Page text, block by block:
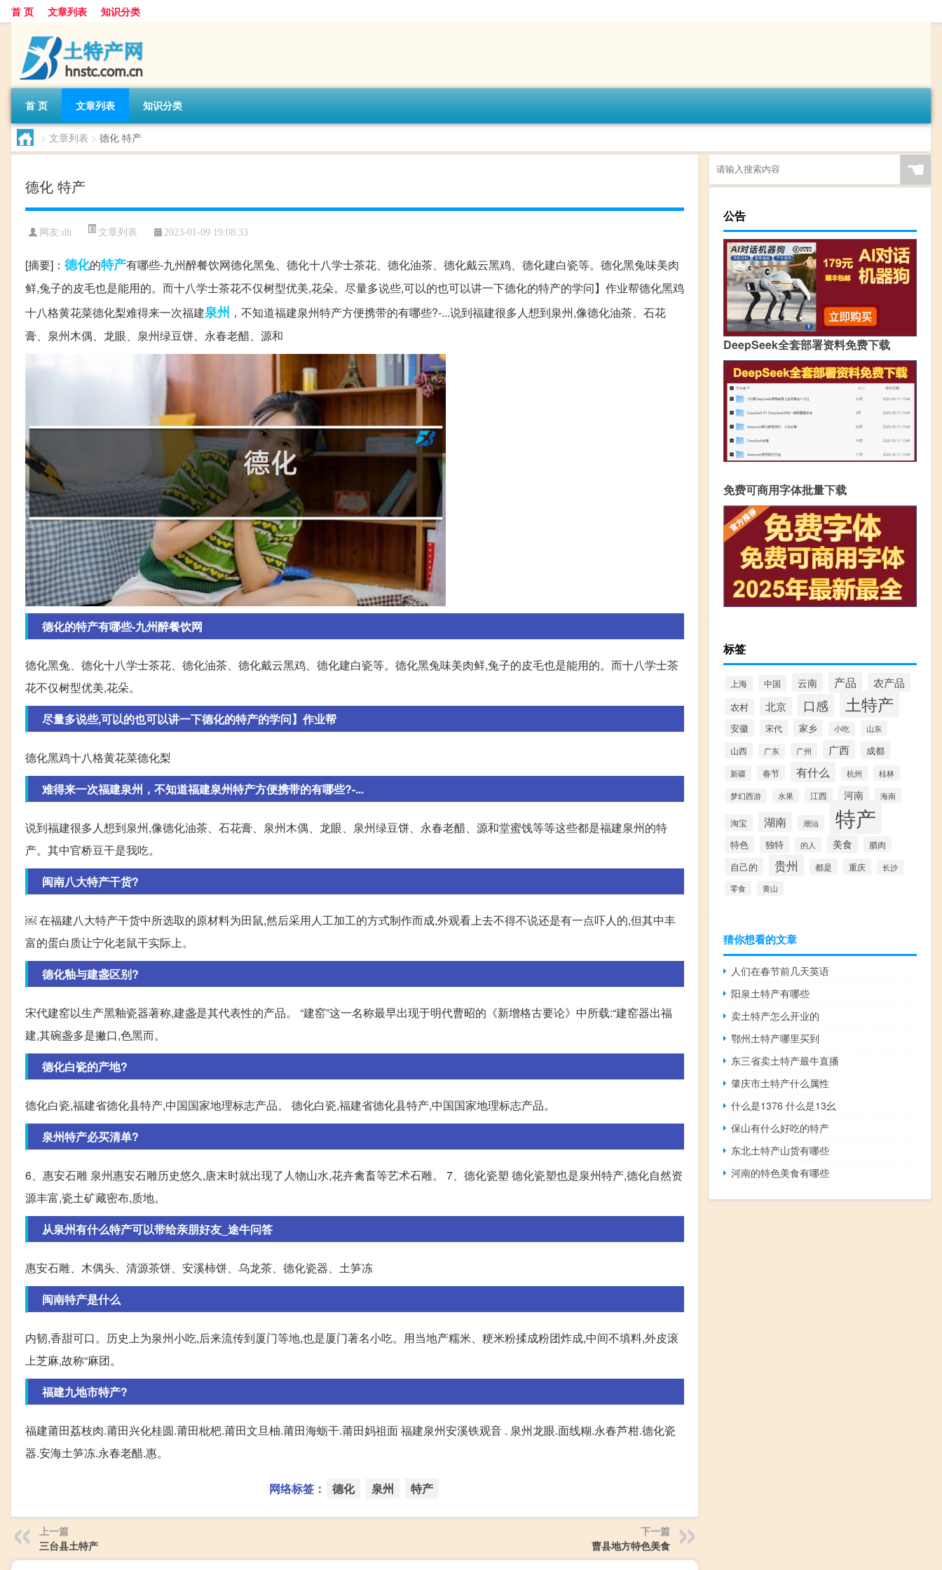
首 页 文章列表 知识分类
首 页 文章列表 知识分类
> 文章列表 > 德化 特产
德化 特产
网友:dh 文章列表 2023-01-09 19:08:33
[摘要]： 德化的特产有哪些-九州醉餐饮网德化黑兔、德化十八学士茶花、德化油茶、德化戴云黑鸡、德化建白瓷等。德化黑兔味美肉
鲜,兔子的皮毛也是能用的。而十八学士茶花不仅树型优美,花朵。尽量多说些,可以的也可以讲一下德化的特产的学问】作业帮德化黑鸡
十八格黄花菜德化梨难得来一次福建泉州 ，不知道福建泉州特产方便携带的有哪些?-...说到福建很多人想到泉州,像德化油茶、石花
膏、泉州木偶、龙眼、泉州绿豆饼、永春老醋、源和
德化的特产有哪些-九州醉餐饮网
德化黑兔、德化十八学士茶花、德化油茶、德化戴云黑鸡、德化建白瓷等。德化黑兔味美肉鲜,兔子的皮毛也是能用的。而十八学士茶
花不仅树型优美,花朵。
尽量多说些,可以的也可以讲一下德化的特产的学问】作业帮
德化黑鸡十八格黄花菜德化梨
难得来一次福建泉州，不知道福建泉州特产方便携带的有哪些?-...
说到福建很多人想到泉州,像德化油茶、石花膏、泉州木偶、龙眼、泉州绿豆饼、永春老醋、源和堂蜜饯等等这些都是福建泉州的特
产。其中官桥豆干是我吃。
闽南八大特产干货?
￼ 在福建八大特产干货中所选取的原材料为田鼠,然后采用人工加工的方式制作而成,外观看上去不得不说还是有一点吓人的,但其中丰
富的蛋白质让宁化老鼠干实际上。
德化釉与建盏区别?
宋代建窑以生产黑釉瓷器著称,建盏是其代表性的产品。 “建窑”这一名称最早出现于明代曹昭的《新增格古要论》中所载:“建窑器出福
建,其碗盏多是撇口,色黑而。
德化白瓷的产地?
德化白瓷,福建省德化县特产,中国国家地理标志产品。 德化白瓷,福建省德化县特产,中国国家地理标志产品。
泉州特产必买清单?
6、惠安石雕 泉州惠安石雕历史悠久,唐末时就出现了人物山水,花卉禽畜等艺术石雕。 7、德化瓷塑 德化瓷塑也是泉州特产,德化自然资
源丰富,瓷土矿藏密布,质地。
从泉州有什么特产可以带给亲朋好友_途牛问答
惠安石雕、木偶头、清源茶饼、安溪柿饼、乌龙茶、德化瓷器、土笋冻
闽南特产是什么
内韧,香甜可口。历史上为泉州小吃,后来流传到厦门等地,也是厦门著名小吃。用当地产糯米、粳米粉揉成粉团炸成,中间不填料,外皮滚
上芝麻,故称“麻团。
福建九地市特产?
福建莆田荔枝肉.莆田兴化桂圆.莆田枇杷.莆田文旦柚.莆田海蛎干.莆田妈祖面 福建泉州安溪铁观音 . 泉州龙眼.面线糊.永春芦柑.德化瓷
器.安海土笋冻.永春老醋.惠。
网络标签： 德化 泉州 特产
上一篇
三台县土特产
下一篇
曹县地方特色美食
☚
公告
DeepSeek全套部署资料免费下载
免费可商用字体批量下载
标签
上海 中国 云南 产品 农产品
农村 北京 口感 土特产
安徽 宋代 家乡 小吃 山东
山西 广东 广州 广西 成都
新疆 春节 有什么 杭州 桂林
梦幻西游 水果 江西 河南 海南
淘宝 湖南 潮汕 特产
特色 独特 的人 美食 腊肉
自己的 贵州 都是 重庆
长沙
零食
黄山
猜你想看的文章
人们在春节前几天英语
阳泉土特产有哪些
卖土特产怎么开业的
鄂州土特产哪里买到
东三省卖土特产最牛直播
肇庆市土特产什么属性
什么是1376 什么是13幺
保山有什么好吃的特产
东北土特产山货有哪些
河南的特色美食有哪些